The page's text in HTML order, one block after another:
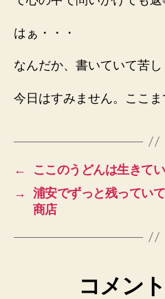
はぁ・・・
なんだか、書いていて苦し
今日はすみません。ここま
←
ここのうどんは生きて
→
浦安でずっと残ってい
商店
コメン